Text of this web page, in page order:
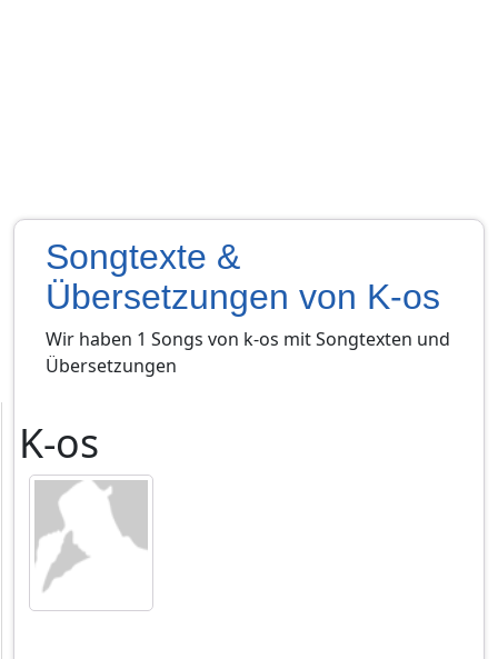
Songtexte &
Übersetzungen von K-os
Wir haben 1 Songs von k-os mit Songtexten und
Übersetzungen
K-os